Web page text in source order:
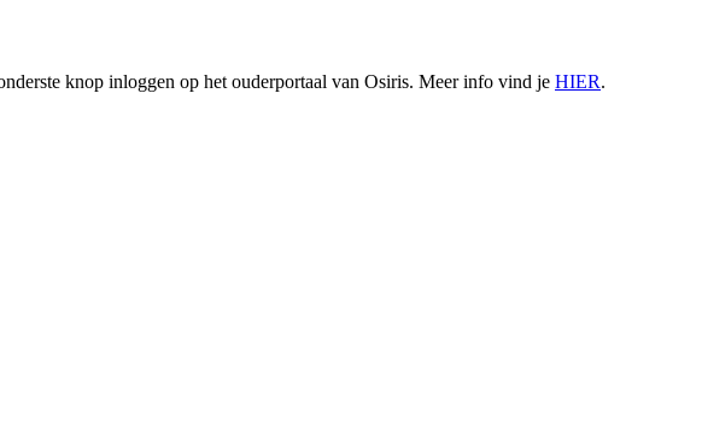
knop inloggen op het ouderportaal van Osiris. Meer info vind je HIER.